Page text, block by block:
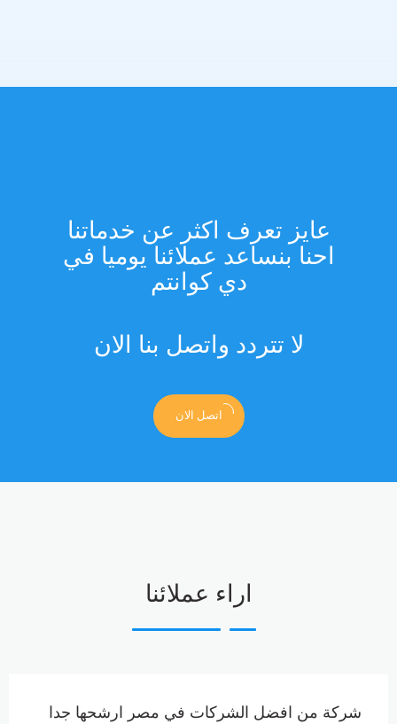
عايز تعرف اكثر عن خدماتنا
احنا بنساعد عملائنا يوميا في
دي كوانتم
لا تتردد واتصل بنا الان
اتصل الان
اراء عملائنا
شركة من افضل الشركات في مصر ارشحها جدا